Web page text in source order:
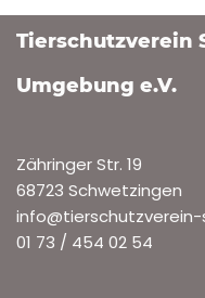
Tierschutzverein
Umgebung e.V.
Zähringer Str. 19
68723 Schwetzingen
01 73 / 454 02 54